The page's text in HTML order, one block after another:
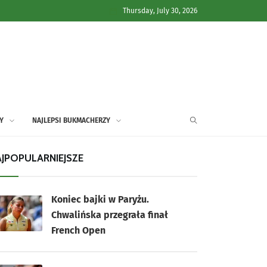
Thursday, July 30, 2026
NAJLEPSI BUKMACHERZY
Koniec bajki w Paryżu.
Chwalińska przegrała finał
French Open